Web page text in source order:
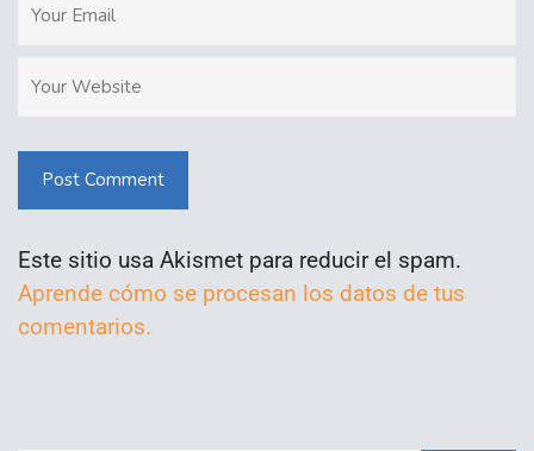
Post Comment
Este sitio usa Akismet para reducir el spam.
Aprende cómo se procesan los datos de tus
comentarios.